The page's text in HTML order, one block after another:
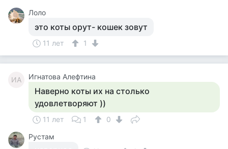
Лоло
это коты орут- кошек зовут
11 лет 1
ИА Игнатова Алефтина
Наверно коты их на столько
удовлетворяют ))
11 лет 1
0
Рустам